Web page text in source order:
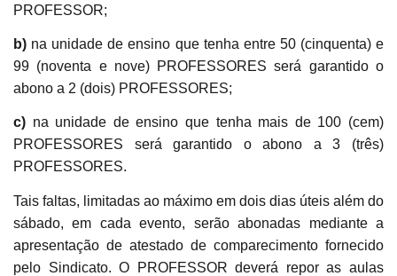
PROFESSOR;
b) na unidade de ensino que tenha entre 50 (cinquenta) e
99 (noventa e nove) PROFESSORES será garantido o
abono a 2 (dois) PROFESSORES;
c) na unidade de ensino que tenha mais de 100 (cem)
PROFESSORES será garantido o abono a 3 (três)
PROFESSORES.
Tais faltas, limitadas ao máximo em dois dias úteis além do
sábado, em cada evento, serão abonadas mediante a
apresentação de atestado de comparecimento fornecido
pelo Sindicato. O PROFESSOR deverá repor as aulas